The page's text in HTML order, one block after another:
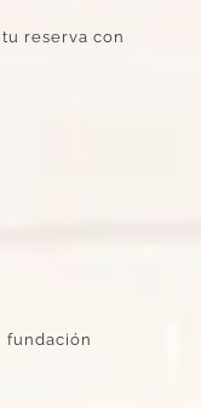
reserva con
fundación